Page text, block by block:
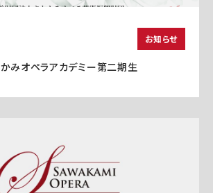
お知らせ
かみオペラアカデミー第二期生